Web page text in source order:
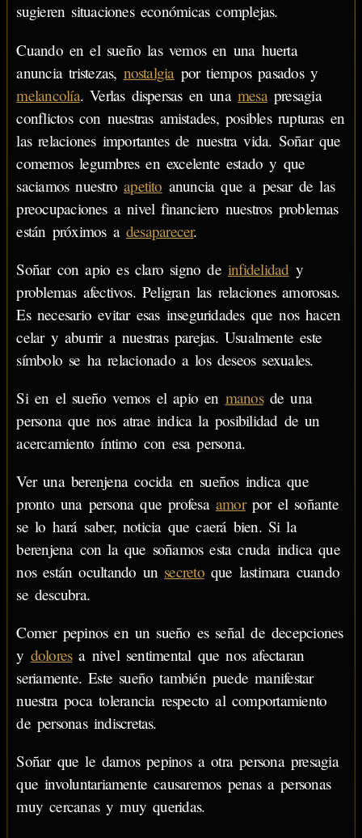
sugieren situaciones económicas complejas.
Cuando en el sueño las vemos en una huerta
anuncia tristezas, nostalgiapor tiempos pasados y
melancolía. Verlas dispersas en unamesapresagia
conflictos con nuestras amistades, posibles rupturas en
las relaciones importantes de nuestra vida. Soñar que
comemos legumbres en excelente estado y que
saciamos nuestroapetito anuncia que a pesar de las
preocupaciones a nivel financiero nuestros problemas
están próximos a desaparecer.
Soñar con apio es claro signo de infidelidad y
problemas afectivos. Peligran las relaciones amorosas.
Es necesario evitar esas inseguridades que nos hacen
celar y aburrir a nuestras parejas. Usualmente este
símbolo se ha relacionado a los deseos sexuales.
Si en el sueño vemos el apio en manosde una
persona que nos atrae indica la posibilidad de un
acercamiento íntimo con esa persona.
Ver una berenjena cocida en sueños indica que
pronto una persona que profesa amorpor el soñante
se lo hará saber, noticia que caerá bien. Si la
berenjena con la que soñamos esta cruda indica que
nos están ocultando un secretoque lastimara cuando
se descubra.
Comer pepinos en un sueño es señal de decepciones
y doloresa nivel sentimental que nos afectaran
seriamente. Este sueño también puede manifestar
nuestra poca tolerancia respecto al comportamiento
de personas indiscretas.
Soñar que le damos pepinos a otra persona presagia
que involuntariamente causaremos penas a personas
muy cercanas y muy queridas.